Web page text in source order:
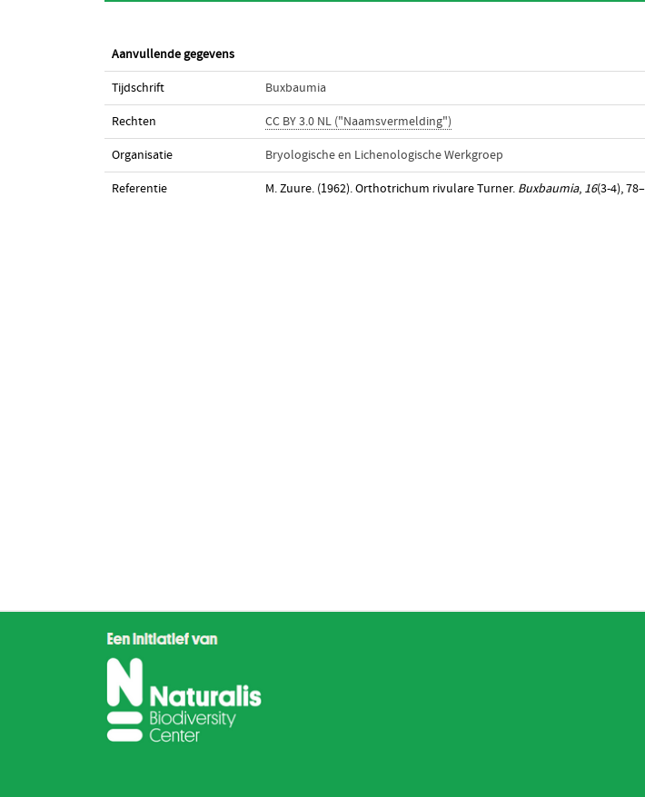
Aanvullende gegevens
Tijdschrift Buxbaumia
Rechten CC BY 3.0 NL ("Naamsvermelding")
Organisatie Bryologische en Lichenologische Werkgroep
Referentie M. Zuure. (1962). Orthotrichum rivulare Turner. Buxbaumia, 16(3-4),